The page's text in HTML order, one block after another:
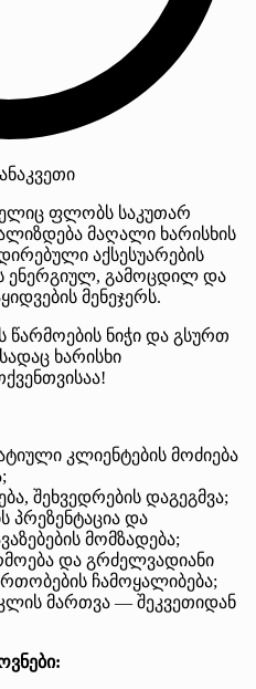
ფლობს საკუთარ
მაღალი ხარისხის
აქსესუარების
ენერგიულ, გამოცდილ და
მენეჯერს.
წარმოების ნიჭი და გსურთ
ხარისხი
კლიენტების მოძიება
შეხვედრების დაგეგმვა;
პრეზენტაცია და
მომზადება;
და გრძელვადიანი
ჩამოყალიბება;
მართვა — შეკვეთიდან